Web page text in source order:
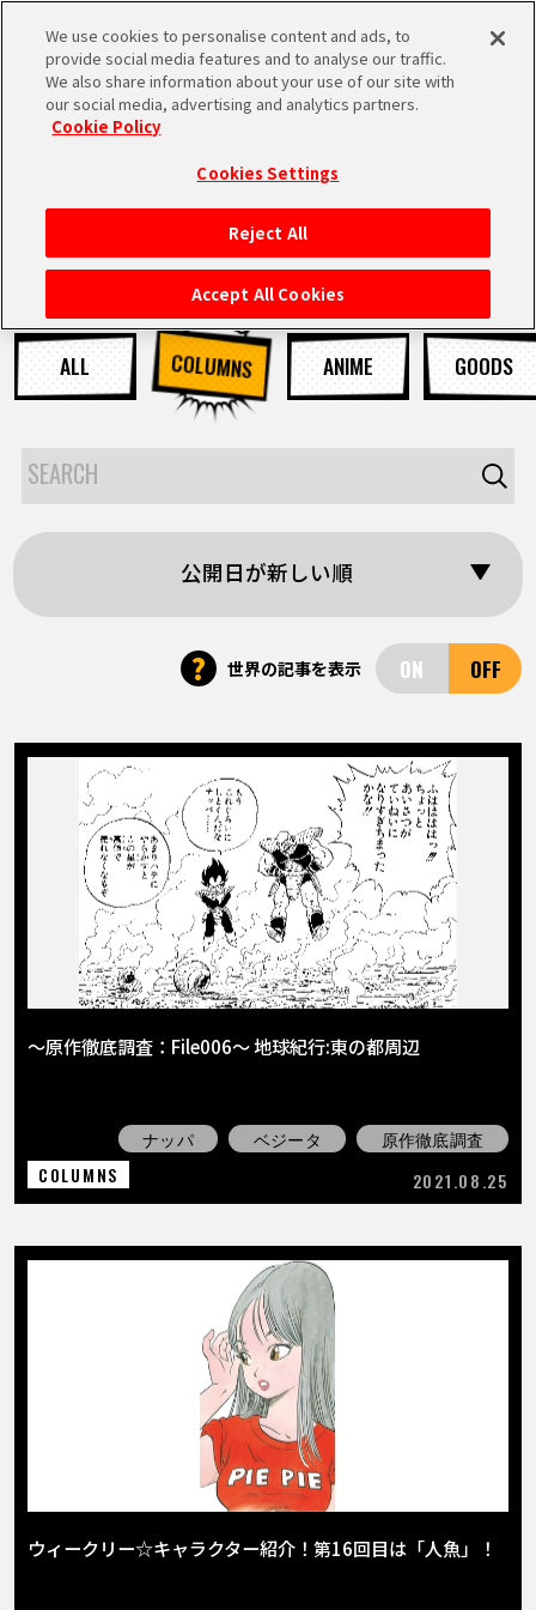
MEN
HOME
NEWS
RANKING
MOVIE
ABOUT
EN FR ES
NEWS
ALL COLUMNS ANIME GOODS
公開日が新しい順
? 世界の記事を表示
〜原作徹底調査：File006〜 地球紀行:東の都周辺
ナッパ ベジータ
原作徹底調査
COLUMNS
2021.08.25
ウィークリー☆キャラクター紹介！第16回目は「人魚」！
We use cookies to personalise content and ads, to
provide social media features and to analyse our traffic.
We also share information about your use of our site with
our social media, advertising and analytics partners.
Cookie Policy
Cookies Settings
Reject All
Accept All Cookies